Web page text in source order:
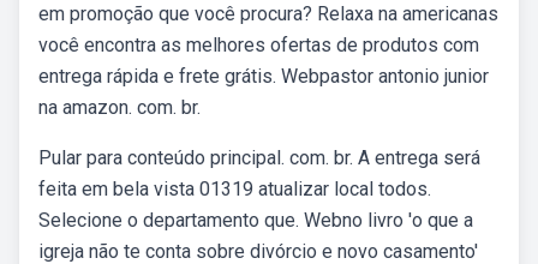
em promoção que você procura? Relaxa na americanas
você encontra as melhores ofertas de produtos com
entrega rápida e frete grátis. Webpastor antonio junior
na amazon. com. br.
Pular para conteúdo principal. com. br. A entrega será
feita em bela vista 01319 atualizar local todos.
Selecione o departamento que. Webno livro 'o que a
igreja não te conta sobre divórcio e novo casamento'